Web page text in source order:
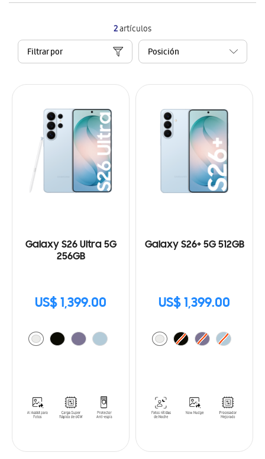
2artículos
Filtrar por
Galaxy S26 Ultra 5G
256GB
US$ 1,399.00
Galaxy S26+ 5G 512GB
US$ 1,399.00